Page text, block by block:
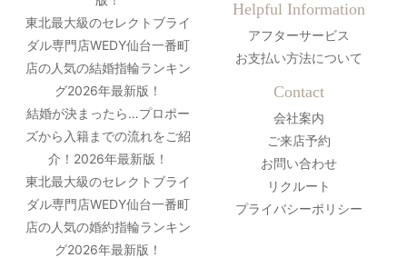
東北最大級のセレクトブライ
ダル専門店WEDY仙台一番町
店の人気の結婚指輪ランキン
グ2026年最新版！
結婚が決まったら…プロポー
ズから入籍までの流れをご紹
介！2026年最新版！
東北最大級のセレクトブライ
ダル専門店WEDY仙台一番町
店の人気の婚約指輪ランキン
グ2026年最新版！
Helpful Information
アフターサービス
お支払い方法について
Contact
会社案内
ご来店予約
お問い合わせ
リクルート
プライバシーポリシー